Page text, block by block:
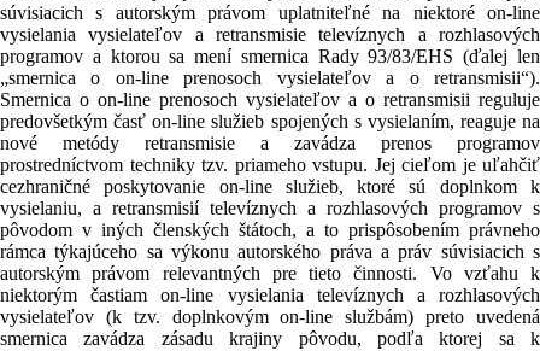
súvisiacich s autorským právom uplatniteľné na niektoré on-line
vysielania vysielateľov a retransmisie televíznych a rozhlasových
programov a ktorou sa mení smernica Rady 93/83/EHS (ďalej len
„smernica o on-line prenosoch vysielateľov a o retransmisii“).
Smernica o on-line prenosoch vysielateľov a o retransmisii reguluje
predovšetkým časť on-line služieb spojených s vysielaním, reaguje na
nové metódy retransmisie a zavádza prenos programov
prostredníctvom techniky tzv. priameho vstupu. Jej cieľom je uľahčiť
cezhraničné poskytovanie on-line služieb, ktoré sú doplnkom k
vysielaniu, a retransmisií televíznych a rozhlasových programov s
pôvodom v iných členských štátoch, a to prispôsobením právneho
rámca týkajúceho sa výkonu autorského práva a práv súvisiacich s
autorským právom relevantných pre tieto činnosti. Vo vzťahu k
niektorým častiam on-line vysielania televíznych a rozhlasových
vysielateľov (k tzv. doplnkovým on-line službám) preto uvedená
smernica zavádza zásadu krajiny pôvodu, podľa ktorej sa k